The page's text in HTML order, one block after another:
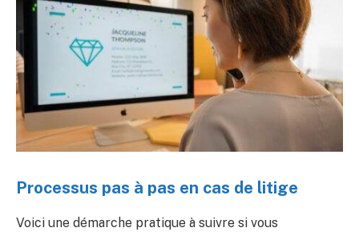
Processus pas à pas en cas de litige
Voici une démarche pratique à suivre si vous